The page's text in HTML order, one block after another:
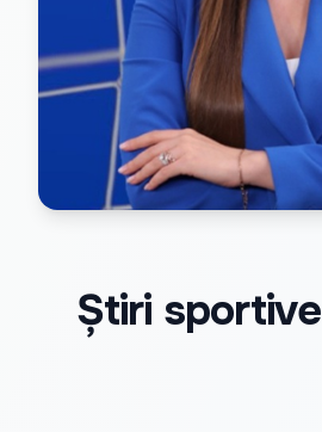
Știri sportive